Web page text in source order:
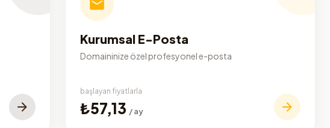
Kurumsal E-Posta
Domaininize özel profesyonel e-posta
başlayan fiyatlarla
₺57,13 / ay